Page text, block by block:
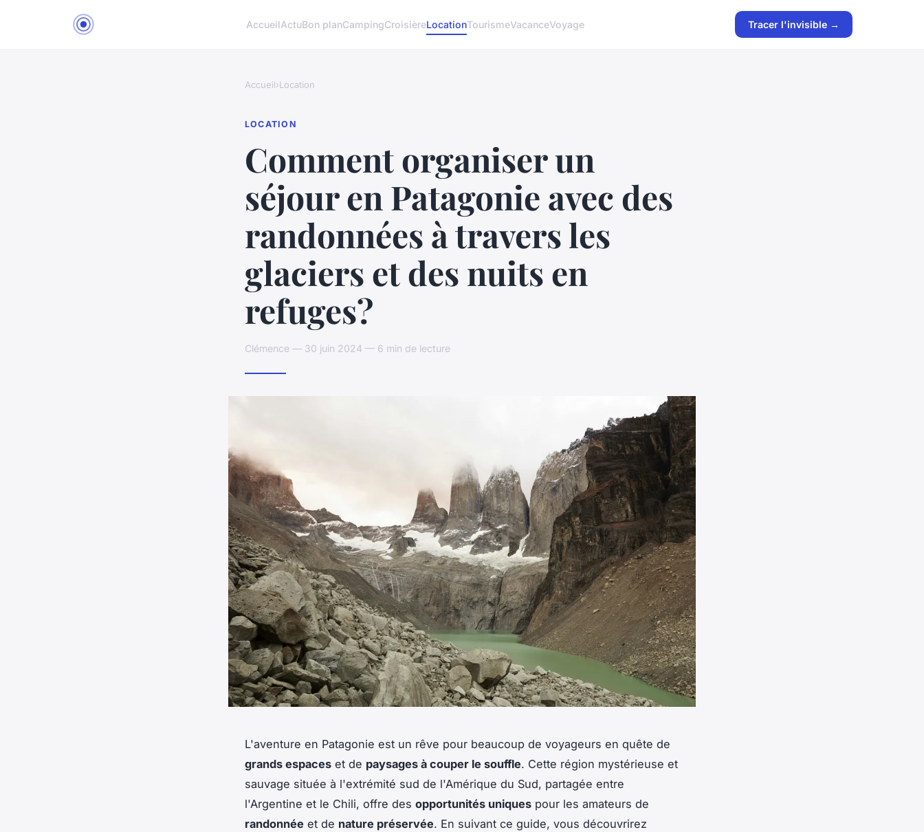
AccueilActuBon planCampingCroisièreLocationTourismeVacanceVoyage Tracer l'invisible →
Accueil›Location
LOCATION
Comment organiser un
séjour en Patagonie avec des
randonnées à travers les
glaciers et des nuits en
refuges?
Clémence — 30 juin 2024 — 6 min de lecture
L'aventure en Patagonie est un rêve pour beaucoup de voyageurs en quête de
grands espaces et de paysages à couper le souffle. Cette région mystérieuse et
sauvage située à l'extrémité sud de l'Amérique du Sud, partagée entre
l'Argentine et le Chili, offre des opportunités uniques pour les amateurs de
randonnée et de nature préservée. En suivant ce guide, vous découvrirez